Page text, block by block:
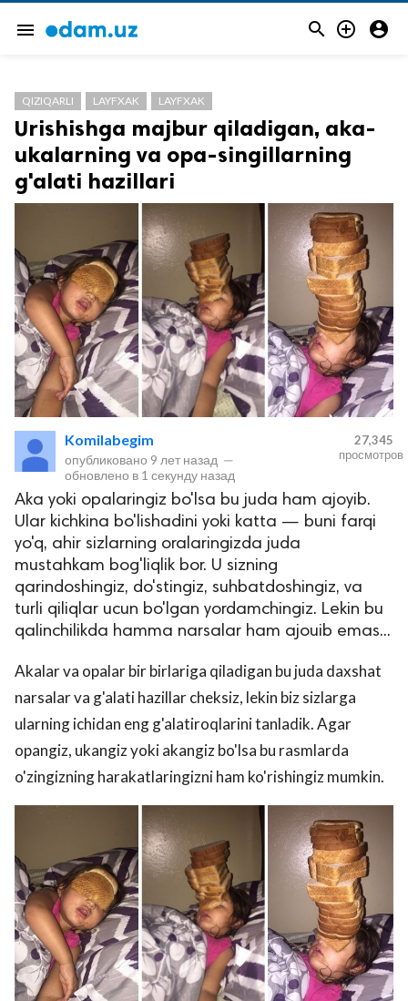
menu   
защищены.
QIZIQARLI LAYFXAK LAYFXAK
Urishishga majbur qiladigan, aka-
ukalarning va opa-singillarning
g'alati hazillari
Komilabegim
опубликовано 9 лет назад —
обновлено в 1 секунду назад
27,345
просмотров
Aka yoki opalaringiz bo'lsa bu juda ham ajoyib.
Ular kichkina bo'lishadini yoki katta — buni farqi
yo'q, ahir sizlarning oralaringizda juda
mustahkam bog'liqlik bor. U sizning
qarindoshingiz, do'stingiz, suhbatdoshingiz, va
turli qiliqlar ucun bo'lgan yordamchingiz. Lekin bu
qalinchilikda hamma narsalar ham ajouib emas...
Akalar va opalar bir birlariga qiladigan bu juda daxshat
narsalar va g'alati hazillar cheksiz, lekin biz sizlarga
ularning ichidan eng g'alatiroqlarini tanladik. Agar
opangiz, ukangiz yoki akangiz bo'lsa bu rasmlarda
o'zingizning harakatlaringizni ham ko'rishingiz mumkin.